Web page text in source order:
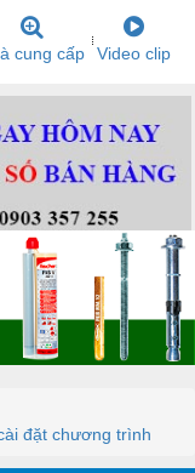
cung cấp Video clip
đặt chương trình